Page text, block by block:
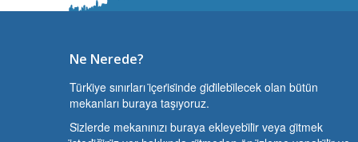
Ne Nerede?
Türki̇ye sınırları i̇çeri̇si̇nde gi̇di̇lebi̇lecek olan bütün
mekanları buraya taşıyoruz.
Si̇zlerde mekanınızı buraya ekleyebi̇li̇r veya gi̇tmek